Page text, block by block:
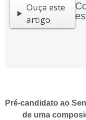
Ouça este
artigo
Pré-candidato ao
de uma